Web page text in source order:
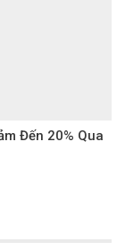
Đến 20% Qua